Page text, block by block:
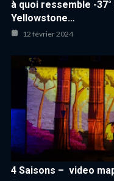
à quoi ressemble -
Yellowstone…
12 février 2024
4 Saisons – video